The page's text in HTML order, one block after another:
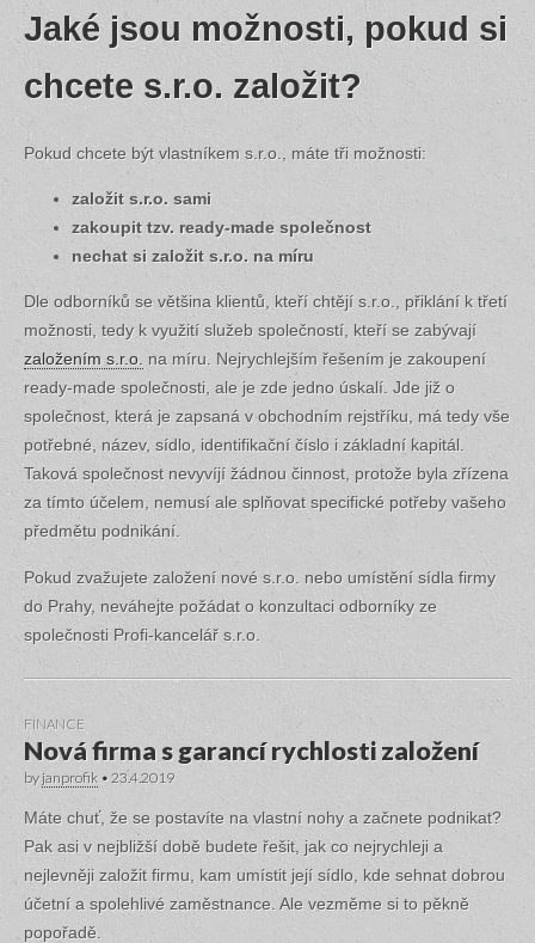
Jaké jsou možnosti, pokud si
chcete s.r.o. založit?
Pokud chcete být vlastníkem s.r.o., máte tři možnosti:
založit s.r.o. sami
zakoupit tzv. ready-made společnost
nechat si založit s.r.o. na míru
Dle odborníků se většina klientů, kteří chtějí s.r.o., přiklání k třetí
možnosti, tedy k využití služeb společností, kteří se zabývají
založením s.r.o. na míru. Nejrychlejším řešením je zakoupení
ready-made společnosti, ale je zde jedno úskalí. Jde již o
společnost, která je zapsaná v obchodním rejstříku, má tedy vše
potřebné, název, sídlo, identifikační číslo i základní kapitál.
Taková společnost nevyvíjí žádnou činnost, protože byla zřízena
za tímto účelem, nemusí ale splňovat specifické potřeby vašeho
předmětu podnikání.
Pokud zvažujete založení nové s.r.o. nebo umístění sídla firmy
do Prahy, neváhejte požádat o konzultaci odborníky ze
společnosti Profi-kancelář s.r.o.
FINANCE
Nová firma s garancí rychlosti založení
by janprofik • 23.4.2019
Máte chuť, že se postavíte na vlastní nohy a začnete podnikat?
Pak asi v nejbližší době budete řešit, jak co nejrychleji a
nejlevněji založit firmu, kam umístit její sídlo, kde sehnat dobrou
účetní a spolehlivé zaměstnance. Ale vezměme si to pěkně
popořadě.